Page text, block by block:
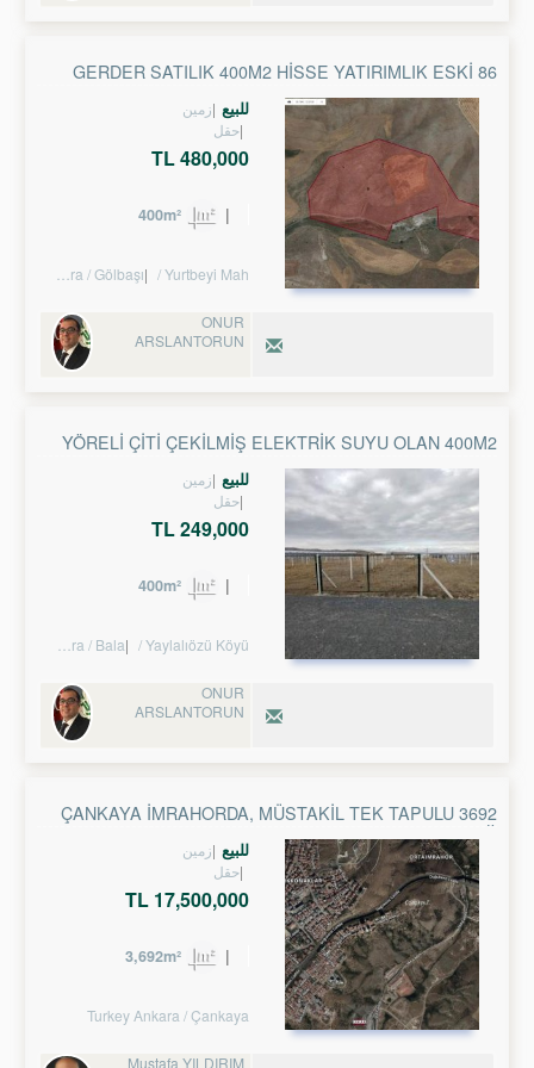
GERDER SATILIK 400M2 HİSSE YATIRIMLIK ESKİ 86
PARSEL
للبيع زمین
حقل
480,000 TL
/ Yurtbeyi Mah.
ONUR
ARSLANTORUN
YÖRELİ ÇİTİ ÇEKİLMİŞ ELEKTRİK SUYU OLAN 400M2
BAHÇELER EPA EMLAK
للبيع زمین
حقل
249,000 TL
/ Yaylalıözü Köyü
ONUR
ARSLANTORUN
ÇANKAYA İMRAHORDA, MÜSTAKIL TEK TAPULU 3692
M2 BAĞ
للبيع زمین
حقل
17,500,000 TL
Turkey Ankara / Çankaya
Mustafa YILDIRIM